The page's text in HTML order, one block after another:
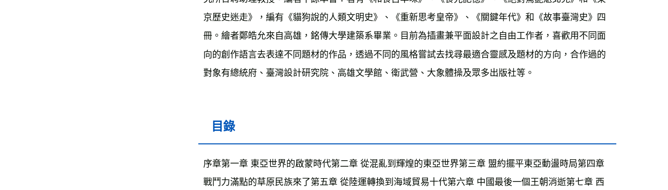
京歷史迷走》，編有《貓狗說的人類文明史》、《重新思考皇帝》、《關鍵年代》和《故事臺灣史》四
冊。繪者鄭皓允來自高雄，銘傳大學建築系畢業。目前為插畫兼平面設計之自由工作者，喜歡用不同面
向的創作語言去表達不同題材的作品，透過不同的風格嘗試去找尋最適合靈感及題材的方向，合作過的
對象有總統府、臺灣設計研究院、高雄文學館、衛武營、大象體操及眾多出版社等。
目錄
序章第一章 東亞世界的啟蒙時代第二章 從混亂到輝煌的東亞世界第三章 盟約擺平東亞動盪時局第四章
戰鬥力滿點的草原民族來了第五章 從陸運轉換到海域貿易十代第六章 中國最後一個王朝消逝第七章 西